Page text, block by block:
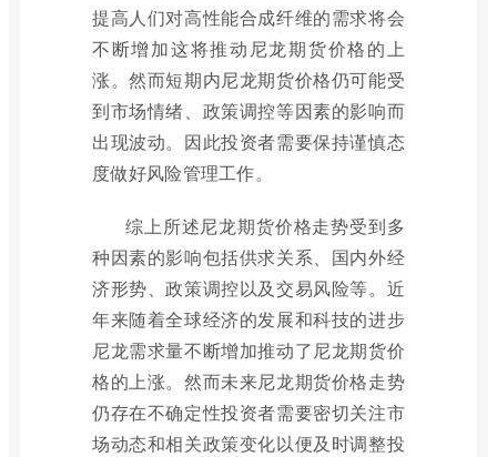
提高人们对高性能合成纤维的需求将会
不断增加这将推动尼龙期货价格的上
涨。然而短期内尼龙期货价格仍可能受
到市场情绪、政策调控等因素的影响而
出现波动。因此投资者需要保持谨慎态
度做好风险管理工作。
综上所述尼龙期货价格走势受到多
种因素的影响包括供求关系、国内外经
济形势、政策调控以及交易风险等。近
年来随着全球经济的发展和科技的进步
尼龙需求量不断增加推动了尼龙期货价
格的上涨。然而未来尼龙期货价格走势
仍存在不确定性投资者需要密切关注市
场动态和相关政策变化以便及时调整投